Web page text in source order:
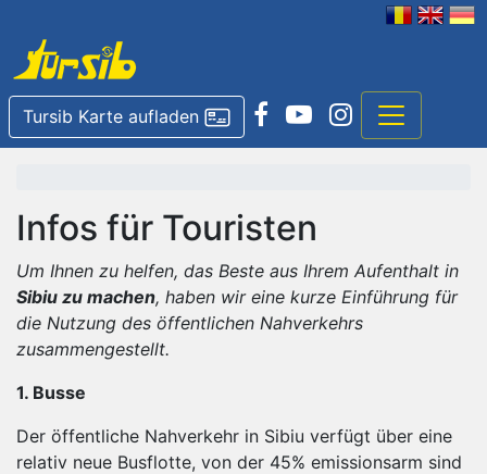
Tursib Karte aufladen
Infos für Touristen
Um Ihnen zu helfen, das Beste aus Ihrem Aufenthalt in
Sibiu zu machen, haben wir eine kurze Einführung für
die Nutzung des öffentlichen Nahverkehrs
zusammengestellt.
1. Busse
Der öffentliche Nahverkehr in Sibiu verfügt über eine
relativ neue Busflotte, von der 45% emissionsarm sind